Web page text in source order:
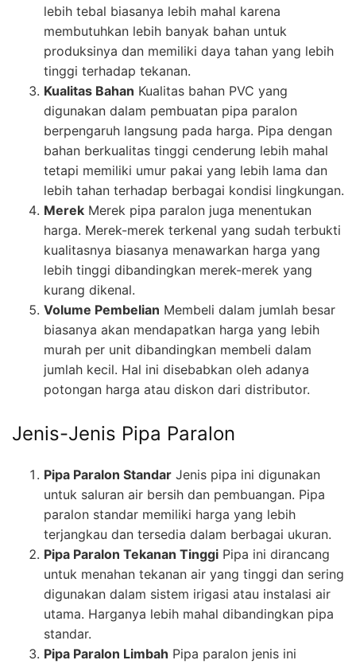
lebih tebal biasanya lebih mahal karena
membutuhkan lebih banyak bahan untuk
produksinya dan memiliki daya tahan yang lebih
tinggi terhadap tekanan.
Kualitas Bahan Kualitas bahan PVC yang
digunakan dalam pembuatan pipa paralon
berpengaruh langsung pada harga. Pipa dengan
bahan berkualitas tinggi cenderung lebih mahal
tetapi memiliki umur pakai yang lebih lama dan
lebih tahan terhadap berbagai kondisi lingkungan.
Merek Merek pipa paralon juga menentukan
harga. Merek-merek terkenal yang sudah terbukti
kualitasnya biasanya menawarkan harga yang
lebih tinggi dibandingkan merek-merek yang
kurang dikenal.
Volume Pembelian Membeli dalam jumlah besar
biasanya akan mendapatkan harga yang lebih
murah per unit dibandingkan membeli dalam
jumlah kecil. Hal ini disebabkan oleh adanya
potongan harga atau diskon dari distributor.
Jenis-Jenis Pipa Paralon
Pipa Paralon Standar Jenis pipa ini digunakan
untuk saluran air bersih dan pembuangan. Pipa
paralon standar memiliki harga yang lebih
terjangkau dan tersedia dalam berbagai ukuran.
Pipa Paralon Tekanan Tinggi Pipa ini dirancang
untuk menahan tekanan air yang tinggi dan sering
digunakan dalam sistem irigasi atau instalasi air
utama. Harganya lebih mahal dibandingkan pipa
standar.
Pipa Paralon Limbah Pipa paralon jenis ini